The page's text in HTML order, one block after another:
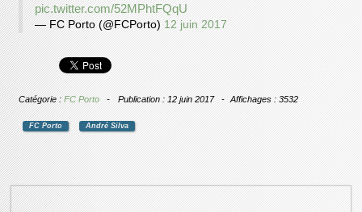
pic.twitter.com/52MPhtFQqU
— FC Porto (@FCPorto) 12 juin 2017
Catégorie :FC Porto Publication : 12 juin 2017 Affichages : 3532
FC Porto André Silva